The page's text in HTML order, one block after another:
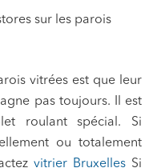
sur les parois
vitrées est que leur
pas toujours. Il est
roulant spécial. Si
ou totalement
vitrier BruxellesSi